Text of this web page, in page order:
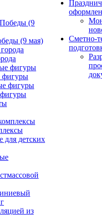
(9 мая)
фигуры
для детских
из
Сметно-